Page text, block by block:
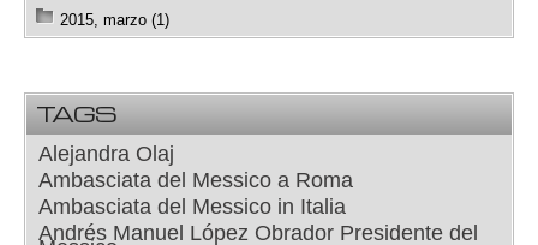
2015, marzo (1)
TAGS
Alejandra Olaj
Ambasciata del Messico a Roma
Ambasciata del Messico in Italia
Andrés Manuel López Obrador Presidente del